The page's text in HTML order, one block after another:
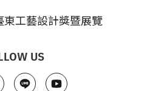
工藝設計獎暨展覽
US